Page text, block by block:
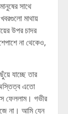
সাথে
মাথায়
উপর চাদর
না থেকেও,
যাচ্ছে তার
অস্তিত্ব এতো
ফেললাম। গভীর
না। আমি যেন